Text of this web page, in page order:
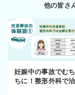
他の皆さ
妊娠中の事故でむ
ちに！整形外科で